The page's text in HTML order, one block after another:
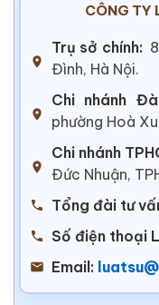
CÔNG TY
Trụ sở chính:
Đình, Hà Nội.
Chi nhánh
phường Hoà
Chi nhánh
Đức Nhuận,
Tổng đài tư
Số điện thoại
Email: